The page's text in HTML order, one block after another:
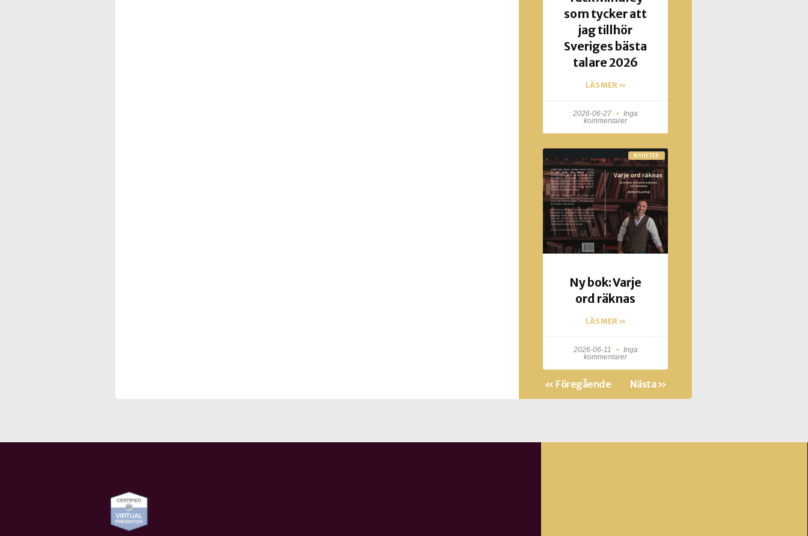
som tycker att
jag tillhör
Sveriges bästa
talare 2026
LÄS MER »
2026-06-27
Inga
kommentarer
NYHETER
Ny bok: Varje
ord räknas
LÄS MER »
2026-06-11
Inga
kommentarer
« Föregående Nästa »